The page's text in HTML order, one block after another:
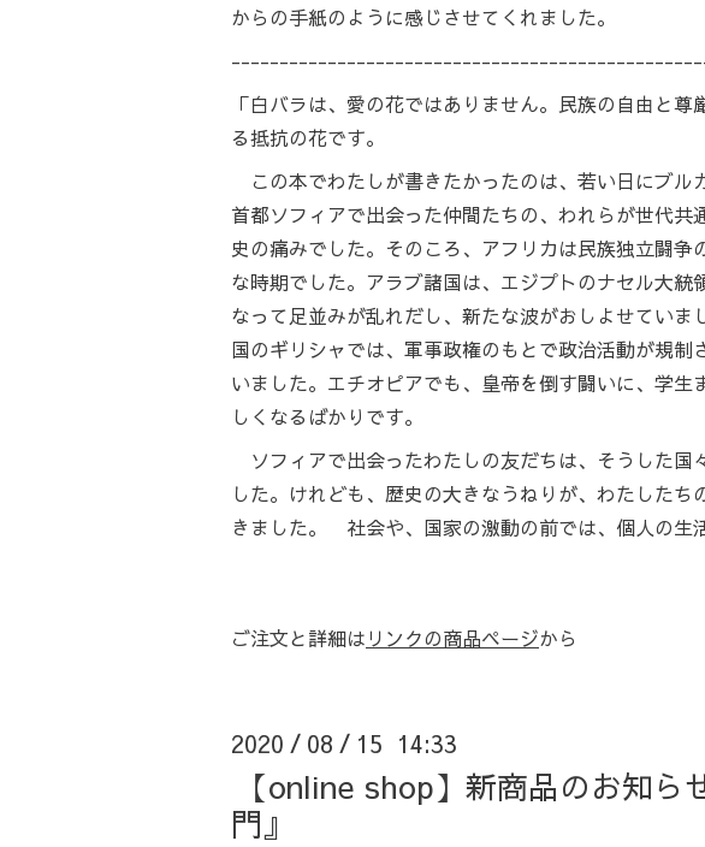
からの手紙のように感じさせてくれました。
「白バラは、愛の花ではありません。民族の自由と尊
る抵抗の花です。
この本でわたしが書きたかったのは、若い日にブル
首都ソフィアで出会った仲間たちの、われらが世代共
史の痛みでした。そのころ、アフリカは民族独立闘争
な時期でした。アラブ諸国は、エジプトのナセル大統
なって足並みが乱れだし、新たな波がおしよせていま
国のギリシャでは、軍事政権のもとで政治活動が規
いました。エチオピアでも、皇帝を倒す闘いに、学
しくなるばかりです。
ソフィアで出会ったわたしの友だちは、そうした国
した。けれども、歴史の大きなうねりが、わたした
きました。 社会や、国家の激動の前では、個人の生
ご注文と詳細はリンクの商品ページから
2020 / 08 / 15 14:33
【online shop】新商品のお知
門』